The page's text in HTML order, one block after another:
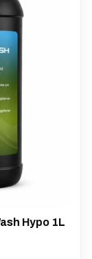
Hypo 1L